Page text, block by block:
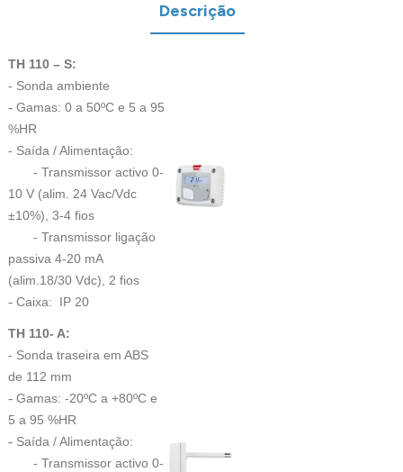
Descrição
TH 110 – S:
- Sonda ambiente
- Gamas: 0 a 50ºC e 5 a 95
%HR
- Saída / Alimentação:
- Transmissor activo 0-
10 V (alim. 24 Vac/Vdc
±10%), 3-4 fios
- Transmissor ligação
passiva 4-20 mA
(alim.18/30 Vdc), 2 fios
- Caixa: IP 20
TH 110- A:
- Sonda traseira em ABS
de 112 mm
- Gamas: -20ºC a +80ºC e
5 a 95 %HR
- Saída / Alimentação:
- Transmissor activo 0-